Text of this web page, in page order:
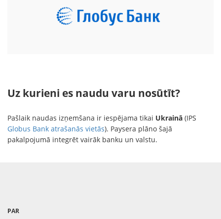
Uz kurieni es naudu varu nosūtīt?
Pašlaik naudas izņemšana ir iespējama tikai Ukrainā (IPS
Globus Bank atrašanās vietās). Paysera plāno šajā
pakalpojumā integrēt vairāk banku un valstu.
PAR